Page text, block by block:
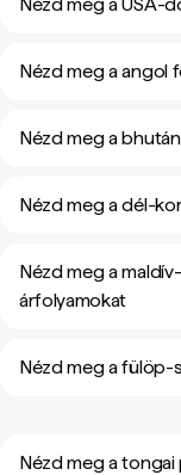
Nézd meg a angol
Nézd meg a
Nézd meg a dél-
Nézd meg a
árfolyamokat
Nézd meg a fülöp-
Nézd meg a tongai